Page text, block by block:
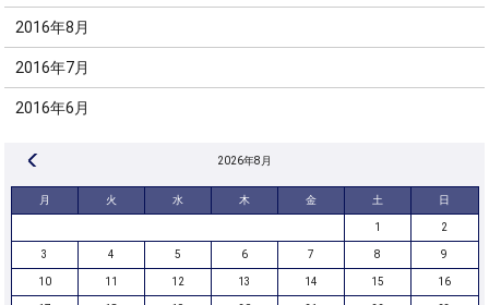
2016年8月
2016年7月
2016年6月
2026年8月
月 火 水 木 金 土 日
1 2
3 4 5 6 7 8 9
10 11 12 13 14 15 16